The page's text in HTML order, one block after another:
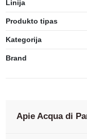
Linija
Produkto tipas
Kategorija
Brand
Apie Acqua di